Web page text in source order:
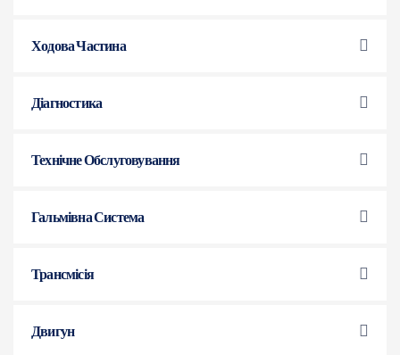
Ходова Частина
Діагностика
Технічне Обслуговування
Гальмівна Система
Трансмісія
Двигун